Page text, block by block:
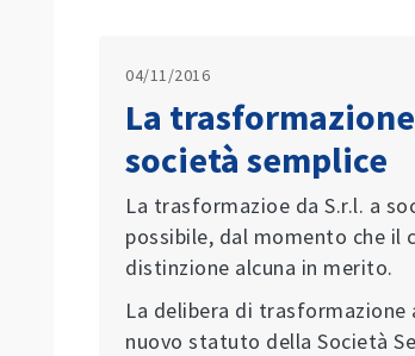
04/11/2016
La
società semplice
La trasformazioe da S.r.l. a
possibile, dal momento che il
distinzione alcuna in merito.
La delibera di trasformazione
nuovo statuto della Società